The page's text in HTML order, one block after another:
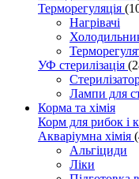
Терморегуляція
Нагрівачі
УФ стерилізація
Лампи для
Корма та хімія
Корм для рибок і
Акваріумна хімія
Альгіциди
Ліки